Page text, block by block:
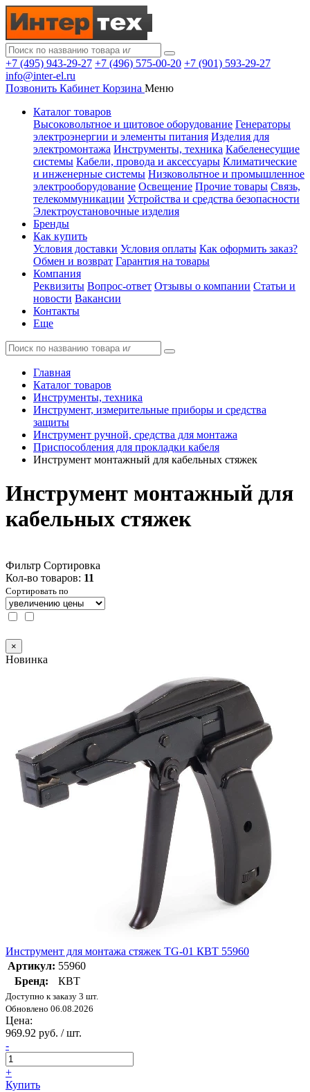
+7 (495) 943-29-27 +7 (496) 575-00-20 +7 (901) 593-29-27
info@inter-el.ru
Позвонить Кабинет Корзина Меню
Каталог товаров
Высоковольтное и щитовое оборудование Генераторы
электроэнергии и элементы питания Изделия для
электромонтажа Инструменты, техника Кабеленесущие
системы Кабели, провода и аксессуары Климатические
и инженерные системы Низковольтное и промышленное
электрооборудование Освещение Прочие товары Связь,
телекоммуникации Устройства и средства безопасности
Электроустановочные изделия
Бренды
Как купить
Условия доставки Условия оплаты Как оформить заказ?
Обмен и возврат Гарантия на товары
Компания
Реквизиты Вопрос-ответ Отзывы о компании Статьи и
новости Вакансии
Контакты
Еще
Главная
Каталог товаров
Инструменты, техника
Инструмент, измерительные приборы и средства
защиты
Инструмент ручной, средства для монтажа
Приспособления для прокладки кабеля
Инструмент монтажный для кабельных стяжек
Инструмент монтажный для
кабельных стяжек
Фильтр Сортировка
Кол-во товаров: 11
Сортировать по
×
Новинка
Инструмент для монтажа стяжек TG-01 КВТ 55960
Артикул: 55960
Бренд:
КВТ
Доступно к заказу 3 шт.
Обновлено 06.08.2026
Цена:
969.92 руб. / шт.
-
+
Купить